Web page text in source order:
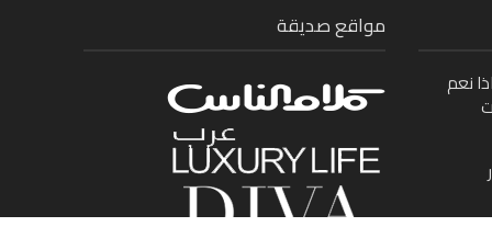
مواقع صديقة
نعم